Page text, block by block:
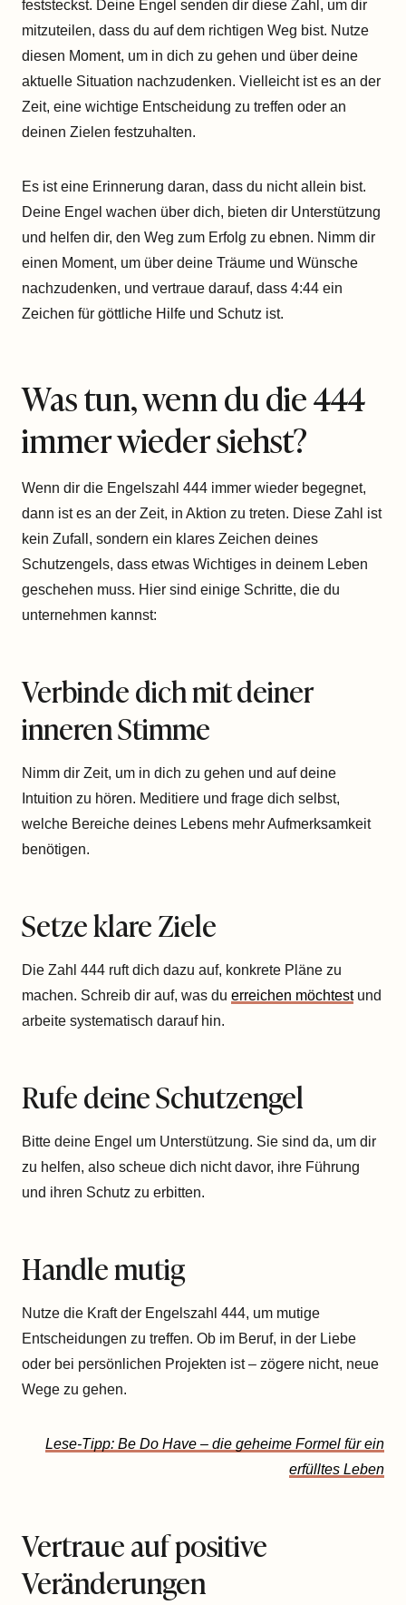
feststeckst. Deine Engel senden dir diese Zahl, um dir
mitzuteilen, dass du auf dem richtigen Weg bist. Nutze
diesen Moment, um in dich zu gehen und über deine
aktuelle Situation nachzudenken. Vielleicht ist es an der
Zeit, eine wichtige Entscheidung zu treffen oder an
deinen Zielen festzuhalten.
Es ist eine Erinnerung daran, dass du nicht allein bist.
Deine Engel wachen über dich, bieten dir Unterstützung
und helfen dir, den Weg zum Erfolg zu ebnen. Nimm dir
einen Moment, um über deine Träume und Wünsche
nachzudenken, und vertraue darauf, dass 4:44 ein
Zeichen für göttliche Hilfe und Schutz ist.
Was tun, wenn du die 444
immer wieder siehst?
Wenn dir die Engelszahl 444 immer wieder begegnet,
dann ist es an der Zeit, in Aktion zu treten. Diese Zahl ist
kein Zufall, sondern ein klares Zeichen deines
Schutzengels, dass etwas Wichtiges in deinem Leben
geschehen muss. Hier sind einige Schritte, die du
unternehmen kannst:
Verbinde dich mit deiner
inneren Stimme
Nimm dir Zeit, um in dich zu gehen und auf deine
Intuition zu hören. Meditiere und frage dich selbst,
welche Bereiche deines Lebens mehr Aufmerksamkeit
benötigen.
Setze klare Ziele
Die Zahl 444 ruft dich dazu auf, konkrete Pläne zu
machen. Schreib dir auf, was du erreichen möchtestund
arbeite systematisch darauf hin.
Rufe deine Schutzengel
Bitte deine Engel um Unterstützung. Sie sind da, um dir
zu helfen, also scheue dich nicht davor, ihre Führung
und ihren Schutz zu erbitten.
Handle mutig
Nutze die Kraft der Engelszahl 444, um mutige
Entscheidungen zu treffen. Ob im Beruf, in der Liebe
oder bei persönlichen Projekten ist – zögere nicht, neue
Wege zu gehen.
Lese-Tipp: Be Do Have – die geheime Formel für ein
erfülltes Leben
Vertraue auf positive
Veränderungen